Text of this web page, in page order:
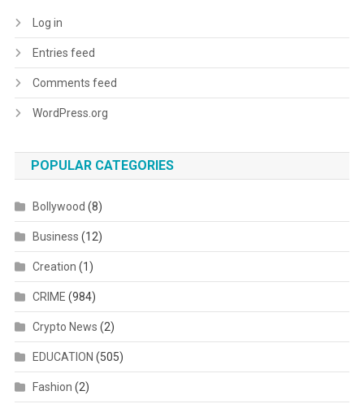
Log in
Entries feed
Comments feed
WordPress.org
POPULAR CATEGORIES
Bollywood (8)
Business (12)
Creation (1)
CRIME (984)
Crypto News (2)
EDUCATION (505)
Fashion (2)